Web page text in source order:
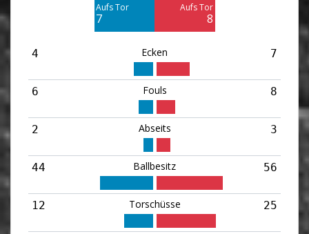
Aufs Tor
7
Aufs Tor
8
4 Ecken 7
6 Fouls 8
2 Abseits 3
44 Ballbesitz 56
12 Torschüsse 25